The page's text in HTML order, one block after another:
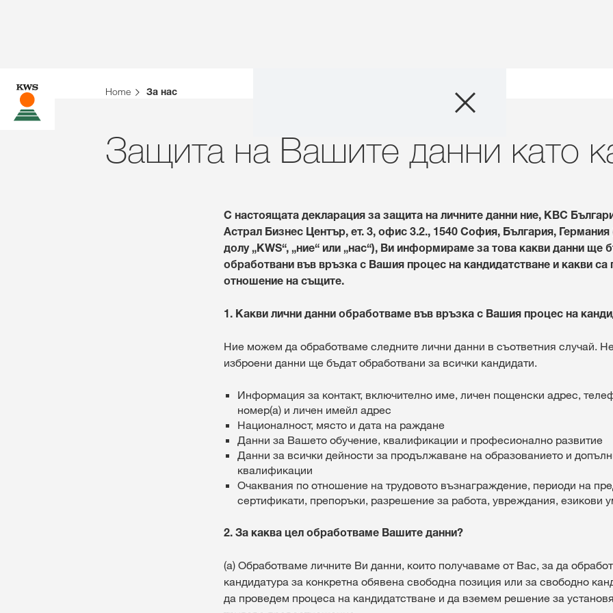
Дигитални
За нас
Home За нас
Защита на Вашите данни като
С настоящата декларация за защита на личните данни ние, КВС
Астрал Бизнес Център, ет. 3, офис 3.2., 1540 София, България,
долу „KWS“, „ние“ или „нас“), Ви информираме за това какви данни ще
обработвани във връзка с Вашия процес на кандидатстване и какви са
отношение на същите.
1. Какви лични данни обработваме във връзка с Вашия процес на
Ние можем да обработваме следните лични данни в съответния случай.
изброени данни ще бъдат обработвани за всички кандидати.
Информация за контакт, включително име, личен пощенски адрес,
номер(а) и личен имейл адрес
Националност, място и дата на раждане
Данни за Вашето обучение, квалификации и професионално развитие
Данни за всички дейности за продължаване на образованието и
квалификации
Очаквания по отношение на трудовото възнаграждение, периоди на
сертификати, препоръки, разрешение за работа, увреждания, езикови
2. За каква цел обработваме Вашите данни?
(а) Обработваме личните Ви данни, които получаваме от Вас, за да
кандидатура за конкретна обявена свободна позиция или за свободно
да проведем процеса на кандидатстване и да вземем решение за